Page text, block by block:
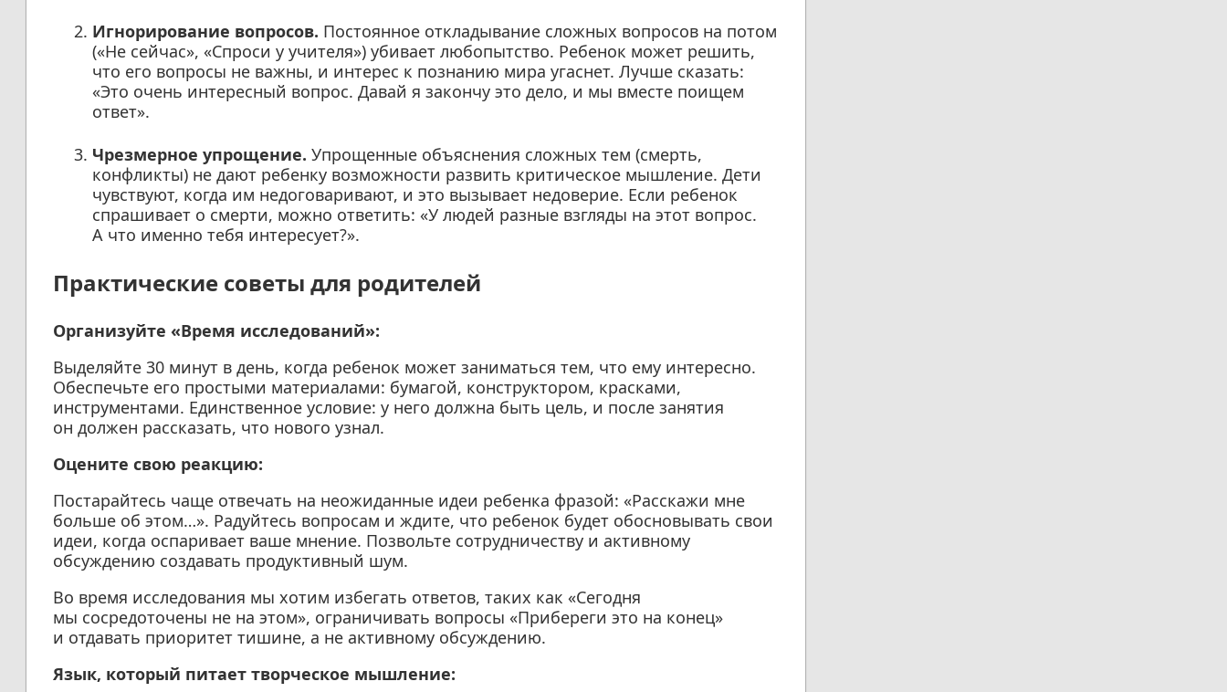
Игнорирование вопросов. Постоянное откладывание сложных вопросов на потом
(«Не сейчас», «Спроси у учителя») убивает любопытство. Ребенок может решить,
что его вопросы не важны, и интерес к познанию мира угаснет. Лучше сказать:
«Это очень интересный вопрос. Давай я закончу это дело, и мы вместе поищем
ответ».
Чрезмерное упрощение. Упрощенные объяснения сложных тем (смерть,
конфликты) не дают ребенку возможности развить критическое мышление. Дети
чувствуют, когда им недоговаривают, и это вызывает недоверие. Если ребенок
спрашивает о смерти, можно ответить: «У людей разные взгляды на этот вопрос.
А что именно тебя интересует?».
Практические советы для родителей
Организуйте «Время исследований»:
Выделяйте 30 минут в день, когда ребенок может заниматься тем, что ему интересно.
Обеспечьте его простыми материалами: бумагой, конструктором, красками,
инструментами. Единственное условие: у него должна быть цель, и после занятия
он должен рассказать, что нового узнал.
Оцените свою реакцию:
Постарайтесь чаще отвечать на неожиданные идеи ребенка фразой: «Расскажи мне
больше об этом…». Радуйтесь вопросам и ждите, что ребенок будет обосновывать свои
идеи, когда оспаривает ваше мнение. Позвольте сотрудничеству и активному
обсуждению создавать продуктивный шум.
Во время исследования мы хотим избегать ответов, таких как «Сегодня
мы сосредоточены не на этом», ограничивать вопросы «Прибереги это на конец»
и отдавать приоритет тишине, а не активному обсуждению.
Язык, который питает творческое мышление: